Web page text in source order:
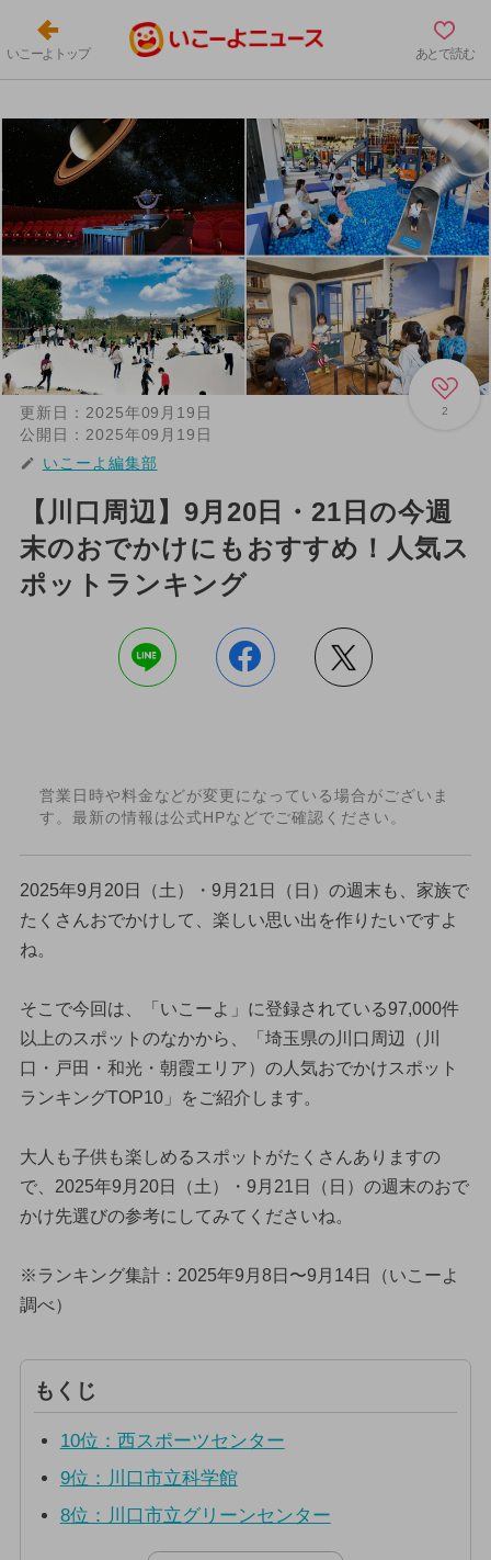
いこーよトップ あとで読む
2
更新日： 2025年09月19日
公開日： 2025年09月19日
いこーよ編集部
【川口周辺】9月20日・21日の今週
末のおでかけにもおすすめ！人気ス
ポットランキング
営業日時や料金などが変更になっている場合がございま
す。最新の情報は公式HPなどでご確認ください。
2025年9月20日（土）・9月21日（日）の週末も、家族で
たくさんおでかけして、楽しい思い出を作りたいですよ
ね。
そこで今回は、「いこーよ」に登録されている97,000件
以上のスポットのなかから、「埼玉県の川口周辺（川
口・戸田・和光・朝霞エリア）の人気おでかけスポット
ランキングTOP10」をご紹介します。
大人も子供も楽しめるスポットがたくさんありますの
で、2025年9月20日（土）・9月21日（日）の週末のおで
かけ先選びの参考にしてみてくださいね。
※ランキング集計：2025年9月8日〜9月14日（いこーよ
調べ）
もくじ
10位：西スポーツセンター
9位：川口市立科学館
8位：川口市立グリーンセンター